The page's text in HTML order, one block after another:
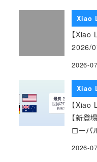
Xiao
【Xiao
2026/
2026-
Xiao
【Xiao
【新登
ローバ
2026-